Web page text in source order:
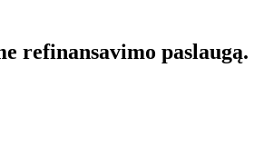
refinansavimo paslaugą.